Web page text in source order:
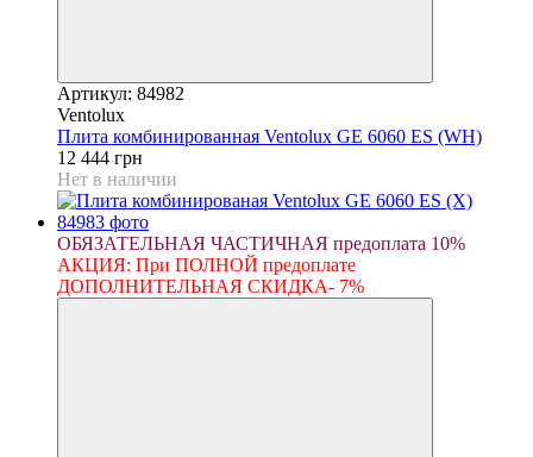
Артикул: 84982
Ventolux
Плита комбинированная Ventolux GE 6060 ES (WH)
12 444 грн
Нет в наличии
ОБЯЗАТЕЛЬНАЯ ЧАСТИЧНАЯ предоплата 10%
АКЦИЯ: При ПОЛНОЙ предоплате
ДОПОЛНИТЕЛЬНАЯ СКИДКА- 7%